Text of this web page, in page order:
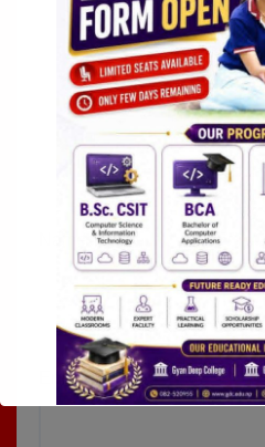
*
Email*